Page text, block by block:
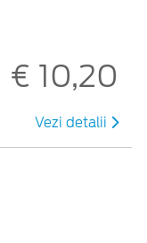
€ 10,20
Vezi detalii